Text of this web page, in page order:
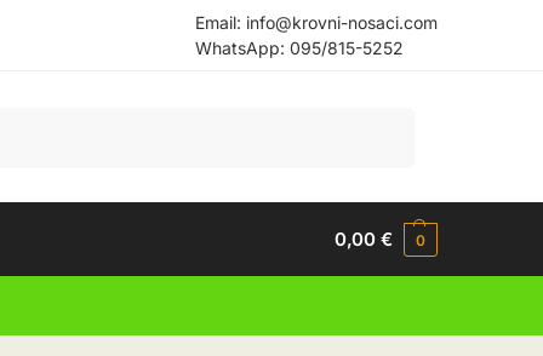
Email: info@krovni-nosaci.com
WhatsApp: 095/815-5252
0,00€ 0